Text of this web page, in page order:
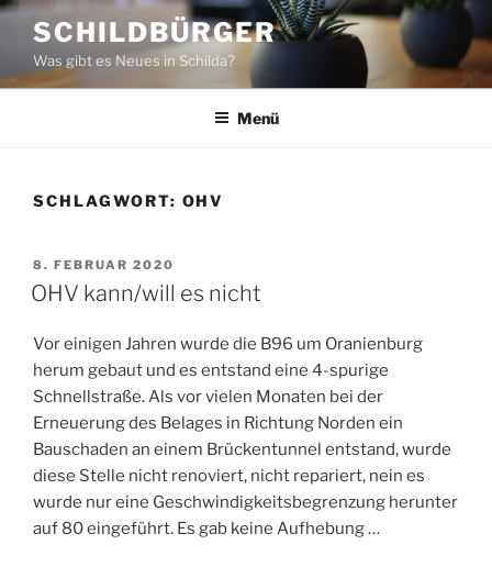
Zum
Inhalt
springen
SCHILDBÜRGER
Was gibt es Neues in Schilda?
Menü
SCHLAGWORT: OHV
VERÖFFENTLICHT
AM
8. FEBRUAR 2020
OHV kann/will es nicht
Vor einigen Jahren wurde die B96 um Oranienburg
herum gebaut und es entstand eine 4-spurige
Schnellstraße. Als vor vielen Monaten bei der
Erneuerung des Belages in Richtung Norden ein
Bauschaden an einem Brückentunnel entstand, wurde
diese Stelle nicht renoviert, nicht repariert, nein es
wurde nur eine Geschwindigkeitsbegrenzung herunter
auf 80 eingeführt. Es gab keine Aufhebung …